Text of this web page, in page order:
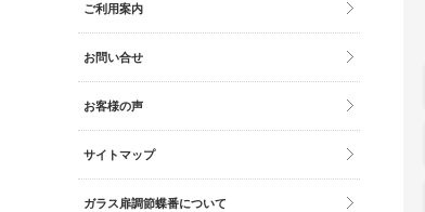
バッグ
財布
ご利用案内
お問い合せ
お客様の声
サイトマップ
ガラス扉調節蝶番について